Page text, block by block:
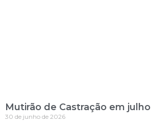
Mutirão de Castração em julho
30 de junho de 2026